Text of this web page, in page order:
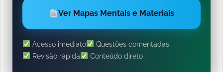
Ver Mapas Mentais e Materiais
Acesso imediato
Questões comentadas
Revisão rápida
Conteúdo direto